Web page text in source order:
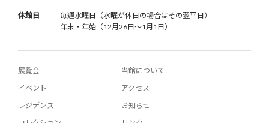
休館日
毎週水曜日（水曜が休日の場合はその翌平日）
年末・年始（12月26日〜1月1日）
展覧会
イベント
レジデンス
当館について
アクセス
お知らせ